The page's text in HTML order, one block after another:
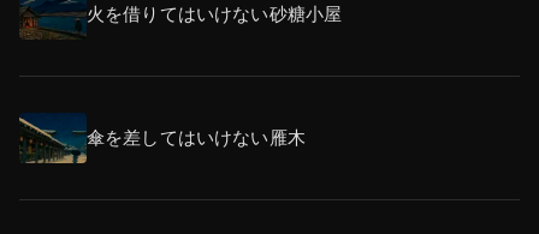
火を借りてはいけない砂糖小屋
傘を差してはいけない雁木